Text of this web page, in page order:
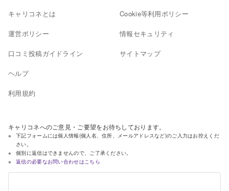
キャリコネとは
運営ポリシー
口コミ投稿ガイドライン
ヘルプ
利用規約
Cookie等利用ポリシー
情報セキュリティ
サイトマップ
キャリコネへのご意見・ご要望をお待ちしております。
下記フォームには個人情報(個人名、住所、メールアドレスなど)のご入力はお控えくだ
さい。
個別に返信はできませんので、ご了承ください。
返信の必要なお問い合わせはこちら